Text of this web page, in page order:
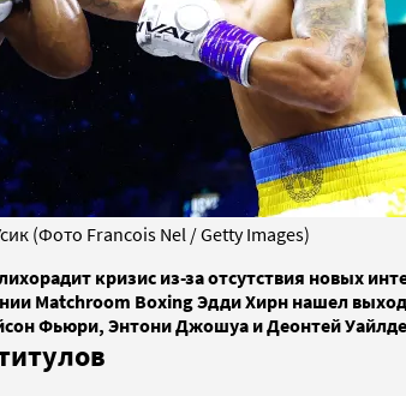
(Фото Francois Nel / Getty Images)
кризис из-за отсутствия новых
Matchroom Boxing Эдди Хирн нашел
Фьюри, Энтони Джошуа и Деонтей